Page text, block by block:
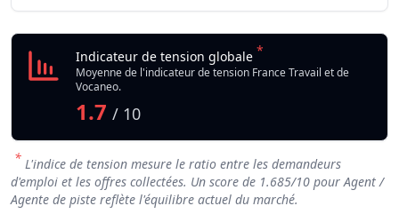
Indicateur de tension globale *
Moyenne de l'indicateur de tension France Travail et de
Vocaneo.
1.7 / 10
* L'indice de tension mesure le ratio entre les demandeurs
d'emploi et les offres collectées. Un score de 1.685/10 pour Agent /
Agente de piste reflète l'équilibre actuel du marché.